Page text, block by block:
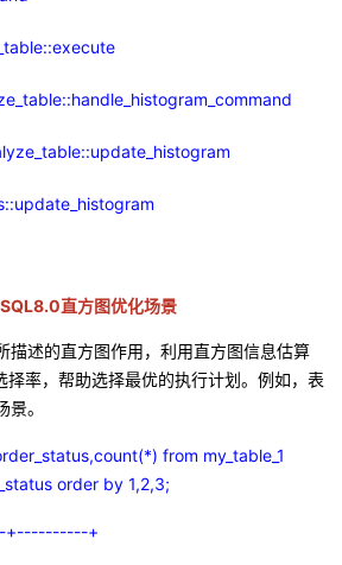
直方图优化场景
描述的直方图作用，利用直方图信息估算
择率，帮助选择最优的执行计划。例如，表
。
from my_table_1
order by 1,2,3;
+